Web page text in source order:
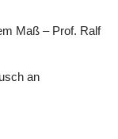
Maß – Prof. Ralf
an